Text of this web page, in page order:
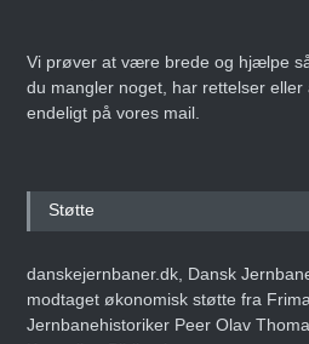
Vi prøver at være brede og hjælpe
du mangler noget, har rettelser
endeligt på vores mail.
Støtte
danskejernbaner.dk, Dansk
modtaget økonomisk støtte fra
Jernbanehistoriker Peer Olav